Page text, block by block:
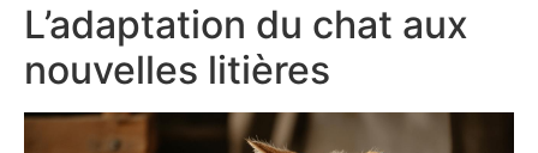
L’adaptation du chat aux
nouvelles litières